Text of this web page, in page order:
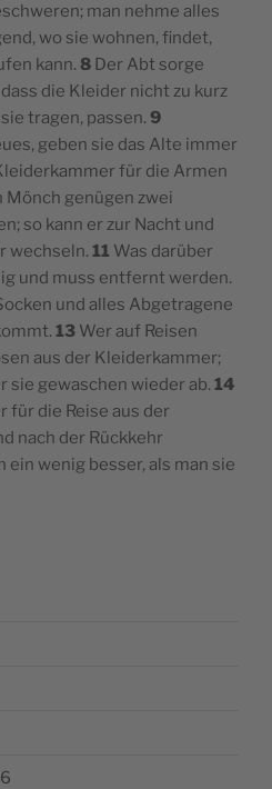
man nehme alles
wo sie wohnen, findet,
kann. 8 Der Abt sorge
die Kleider nicht zu kurz
tragen, passen. 9
geben sie das Alte immer
für die Armen
Mönch genügen zwei
so kann er zur Nacht und
wechseln. 11 Was darüber
und muss entfernt werden.
und alles Abgetragene
13 Wer auf Reisen
aus der Kleiderkammer;
sie gewaschen wieder ab. 14
für die Reise aus der
nach der Rückkehr
ein wenig besser, als man sie